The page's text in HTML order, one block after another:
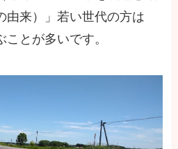
由来）」若い世代の方は
ことが多いです。